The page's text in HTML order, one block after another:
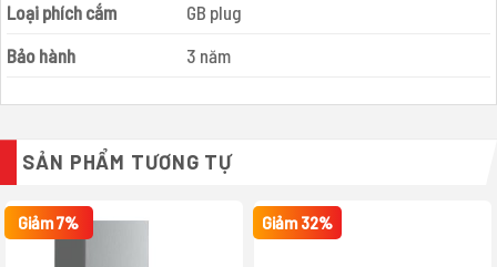
Loại phích cắm
GB plug
Bảo hành
3 năm
SẢN PHẨM TƯƠNG TỰ
Giảm 7% Giảm 32%